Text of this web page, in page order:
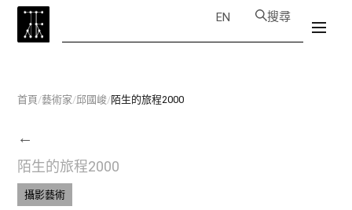
EN 搜尋
首頁/藝術家/邱國峻/陌生的旅程2000
←
陌生的旅程2000
攝影藝術